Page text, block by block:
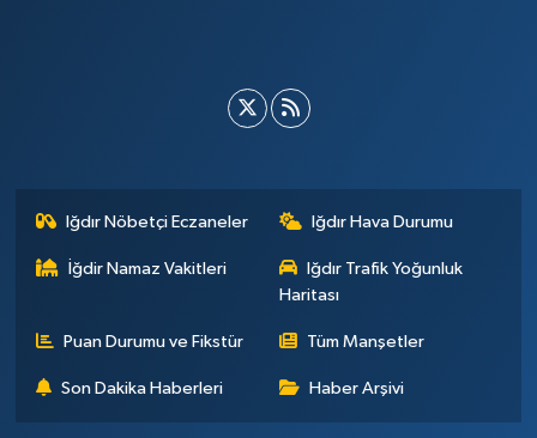
Iğdır Nöbetçi Eczaneler Iğdır Hava Durumu
İğdir Namaz Vakitleri
Iğdır Trafik Yoğunluk
Haritası
Puan Durumu ve Fikstür Tüm Manşetler
Son Dakika Haberleri Haber Arşivi